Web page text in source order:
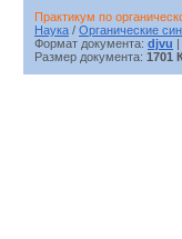
Практикум по
Наука / Органические
Формат документа: djvu
Размер документа: 1701